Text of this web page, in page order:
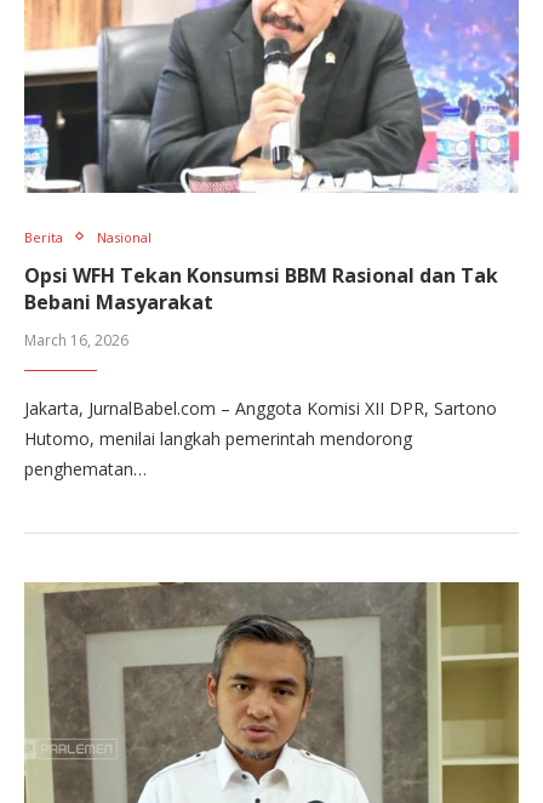
Berita Nasional
Opsi WFH Tekan Konsumsi BBM Rasional dan Tak
Bebani Masyarakat
March 16, 2026
Jakarta, JurnalBabel.com – Anggota Komisi XII DPR, Sartono
Hutomo, menilai langkah pemerintah mendorong
penghematan…